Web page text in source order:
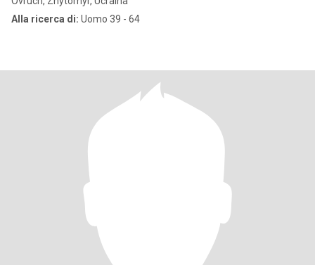
Alla ricerca di: Uomo 39 - 64